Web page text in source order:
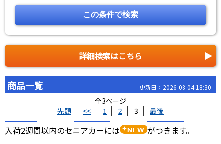
詳細検索はこちら
更新日：2026-08-04 18:30
商品一覧
全3ページ
先頭
<< 1 2 3 最後
入荷2週間以内のセニアカーには
がつきます。